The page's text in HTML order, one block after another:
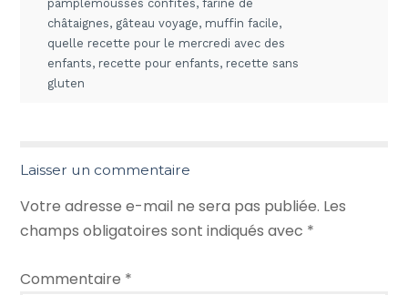
pamplemousses confites,farine de
châtaignes, gâteau voyage, muffin facile,
quelle recette pour le mercredi avec des
enfants, recette pour enfants, recette sans
gluten
Laisser un commentaire
Votre adresse e-mail ne sera pas publiée. Les
champs obligatoires sont indiqués avec *
Commentaire *